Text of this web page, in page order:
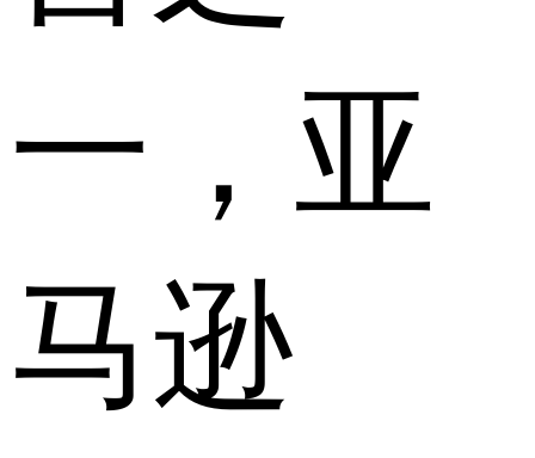
一，亚
马逊